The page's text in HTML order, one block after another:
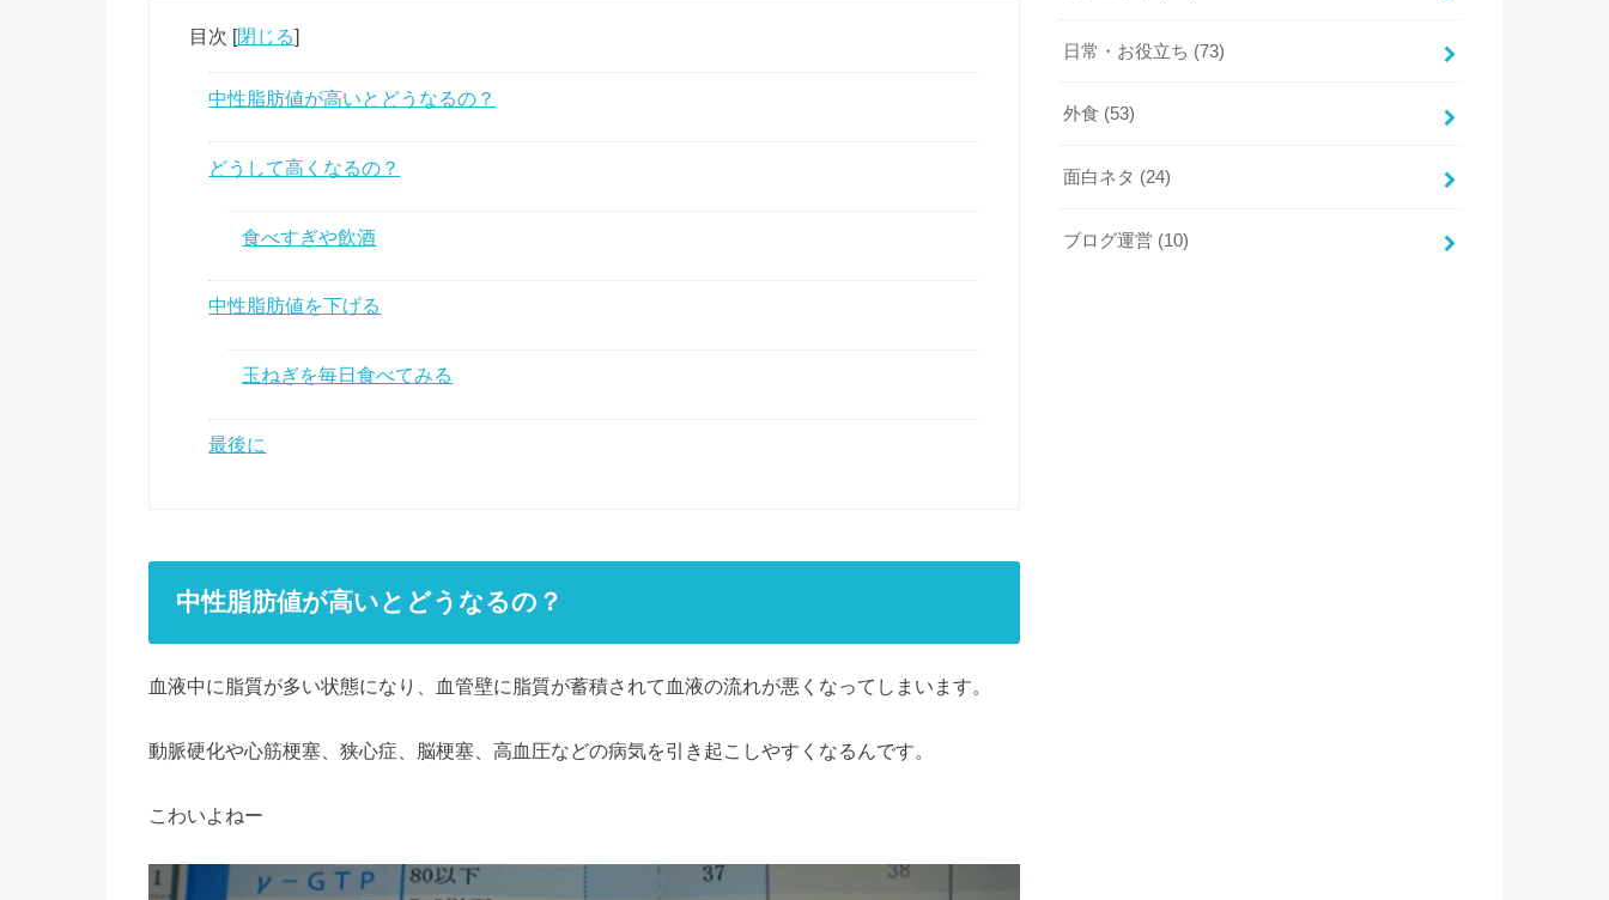
目次 [閉じる]
中性脂肪値が高いとどうなるの？
どうして高くなるの？
食べすぎや飲酒
中性脂肪値を下げる
玉ねぎを毎日食べてみる
最後に
中性脂肪値が高いとどうなるの？
血液中に脂質が多い状態になり、血管壁に脂質が蓄積されて血液の流れが悪くなってしまいます。
動脈硬化や心筋梗塞、狭心症、脳梗塞、高血圧などの病気を引き起こしやすくなるんです。
こわいよねー
日常・お役立ち (73)
外食 (53)
面白ネタ (24)
ブログ運営 (10)